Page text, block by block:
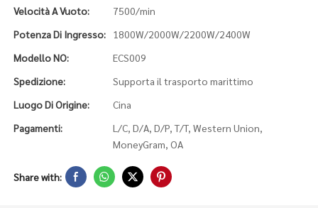
Velocità A Vuoto:
7500/min
Potenza Di Ingresso:
1800W/2000W/2200W/2400W
Modello NO:
ECS009
Spedizione:
Supporta il trasporto marittimo
Luogo Di Origine:
Cina
Pagamenti:
L/C, D/A, D/P, T/T, Western Union,
MoneyGram, OA
Share with: